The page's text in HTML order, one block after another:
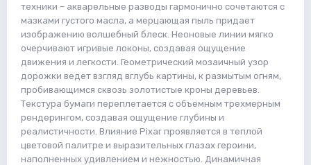
техники – акварельные разводы гармонично сочетаются с
мазками густого масла, а мерцающая пыль придает
изображению волшебный блеск. Неоновые линии мягко
очерчивают игривые локоны, создавая ощущение
движения и легкости. Геометрический мозаичный узор
дорожки ведет взгляд вглубь картины, к размытым огням,
пробивающимся сквозь золотистые кроны деревьев.
Текстура бумаги переплетается с объемным трехмерным
рендерингом, создавая ощущение глубины и
реалистичности. Влияние Pixar проявляется в теплой
цветовой палитре и выразительных глазах героини,
наполненных удивлением и нежностью. Динамичная